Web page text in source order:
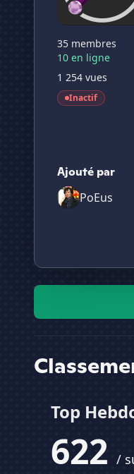
35 membres
10 en ligne
1 254 vues
Inactif
Ajouté par
PoEus
Top
622 /